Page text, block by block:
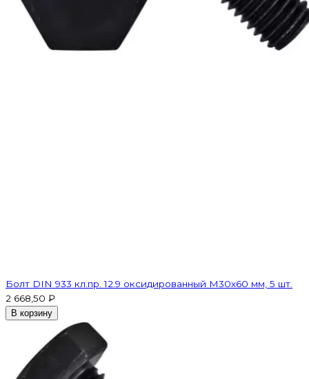
Болт DIN 933 кл.пр. 12.9 оксидированный M30х60 мм, 5 шт.
2 668,50 ₽
В корзину